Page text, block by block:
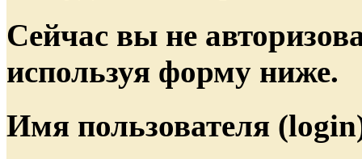
Сейчас вы не
используя форму ниже.
Имя пользователя